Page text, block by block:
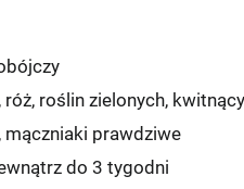
roślin zielonych,
prawdziwe
do 3 tygodni